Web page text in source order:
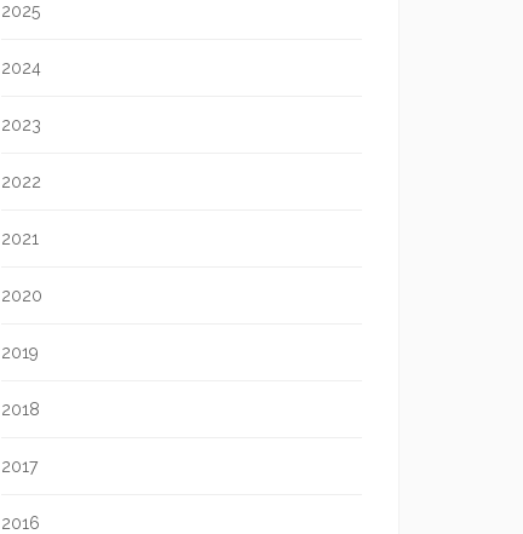
2025
2024
2023
2022
2021
2020
2019
2018
2017
2016